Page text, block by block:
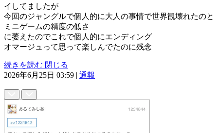
イしてましたが
今回のジャングルで個人的に大人の事情で世界観壊れたのと
ミニゲームの精度の低さ
に萎えたのでこれで個人的にエンディング
オマージュって思って楽しんでたのに残念
続きを読む 閉じる
2026年6月25日 03:59 | 通報